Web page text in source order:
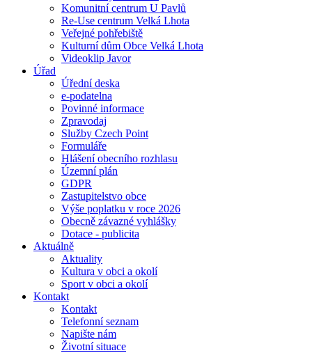
Komunitní centrum U Pavlů
Re-Use centrum Velká Lhota
Veřejné pohřebiště
Kulturní dům Obce Velká Lhota
Videoklip Javor
Úřad
Úřední deska
e-podatelna
Povinné informace
Zpravodaj
Služby Czech Point
Formuláře
Hlášení obecního rozhlasu
Územní plán
GDPR
Zastupitelstvo obce
Výše poplatku v roce 2026
Obecně závazné vyhlášky
Dotace - publicita
Aktuálně
Aktuality
Kultura v obci a okolí
Sport v obci a okolí
Kontakt
Kontakt
Telefonní seznam
Napište nám
Životní situace